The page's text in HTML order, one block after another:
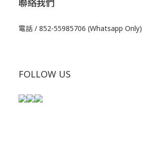
聯絡我們
電話 / 852-55985706 (Whatsapp Only)
FOLLOW US